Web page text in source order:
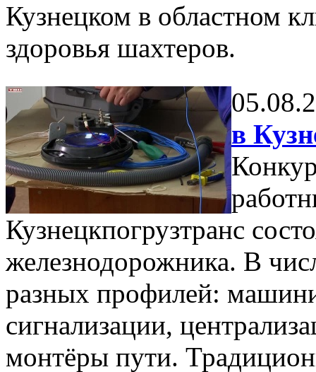
Кузнецком в областном
здоровья шахтеров.
в
Кузнецкпогрузтранс
железнодорожника. В
разных профилей:
сигнализации,
монтёры пути.